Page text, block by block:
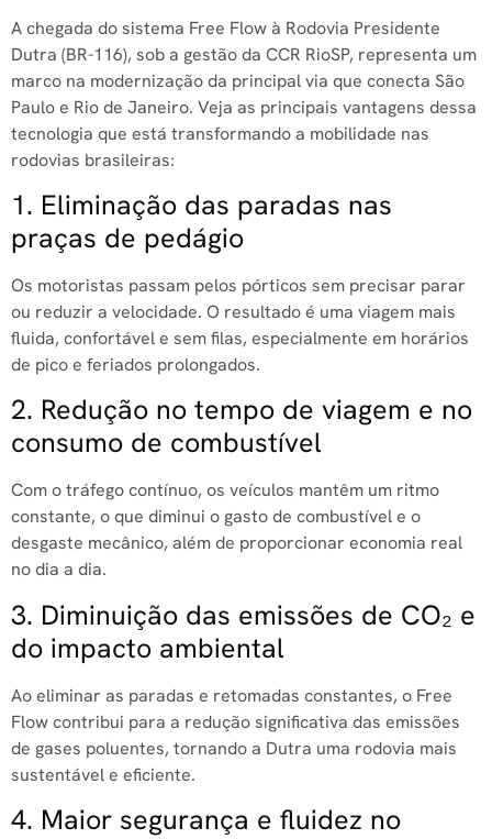
A chegada do sistema Free Flow à Rodovia Presidente
Dutra (BR-116), sob a gestão da CCR RioSP, representa um
marco na modernização da principal via que conecta São
Paulo e Rio de Janeiro. Veja as principais vantagens dessa
tecnologia que está transformando a mobilidade nas
rodovias brasileiras:
1. Eliminação das paradas nas
praças de pedágio
Os motoristas passam pelos pórticos sem precisar parar
ou reduzir a velocidade. O resultado é uma viagem mais
fluida, confortável e sem filas, especialmente em horários
de pico e feriados prolongados.
2. Redução no tempo de viagem e no
consumo de combustível
Com o tráfego contínuo, os veículos mantêm um ritmo
constante, o que diminui o gasto de combustível e o
desgaste mecânico, além de proporcionar economia real
no dia a dia.
3. Diminuição das emissões de CO₂ e
do impacto ambiental
Ao eliminar as paradas e retomadas constantes, o Free
Flow contribui para a redução significativa das emissões
de gases poluentes, tornando a Dutra uma rodovia mais
sustentável e eficiente.
4. Maior segurança e fluidez no